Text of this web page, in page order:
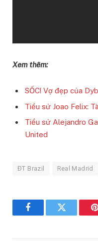
Xem thêm:
SỐC! Vợ đẹp của
Tiểu sử Joao Felix:
Tiểu sử Alejandro
United
ĐT Brazil Real Madrid
FacebookTwitter